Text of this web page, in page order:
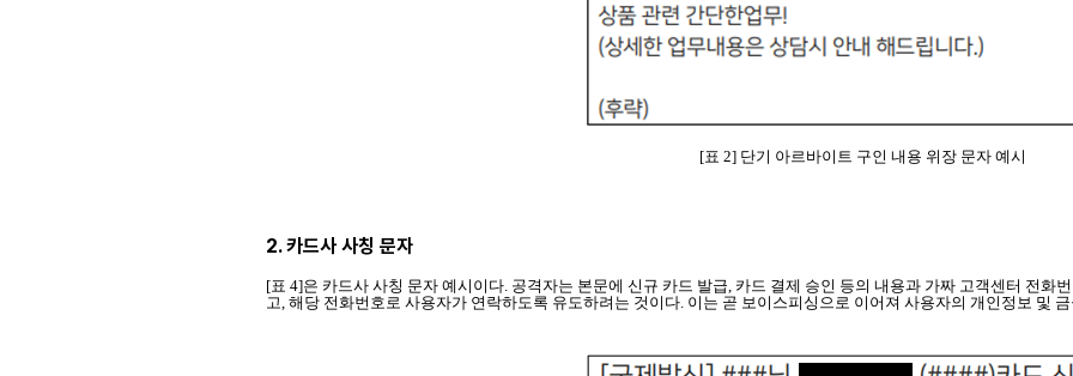
[표 2] 단기 아르바이트 구인 내용 위장 문자 예시
2. 카드사 사칭 문자
[표 4]은 카드사 사칭 문자 예시이다. 공격자는 본문에 신규 카드 발급, 카드 결제 승인 등의 내용과 가짜 고객센터 전화
고, 해당 전화번호로 사용자가 연락하도록 유도하려는 것이다. 이는 곧 보이스피싱으로 이어져 사용자의 개인정보 및